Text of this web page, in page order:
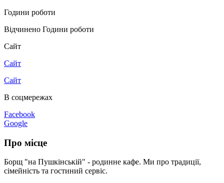
Години роботи
Відчинено Години роботи
Сайт
Сайт
Сайт
В соцмережах
Facebook
Google
Про місце
Борщ "на Пушкінській" - родинне кафе. Ми про традиції,
сімейність та гостиний сервіс.